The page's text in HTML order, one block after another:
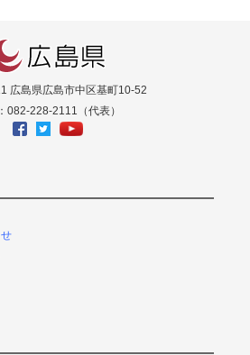
広島県広島市中区基町10-52
082-228-2111（代表）